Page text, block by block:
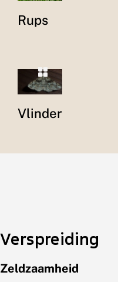
Rups
Vlinder
Verspreiding
Zeldzaamheid